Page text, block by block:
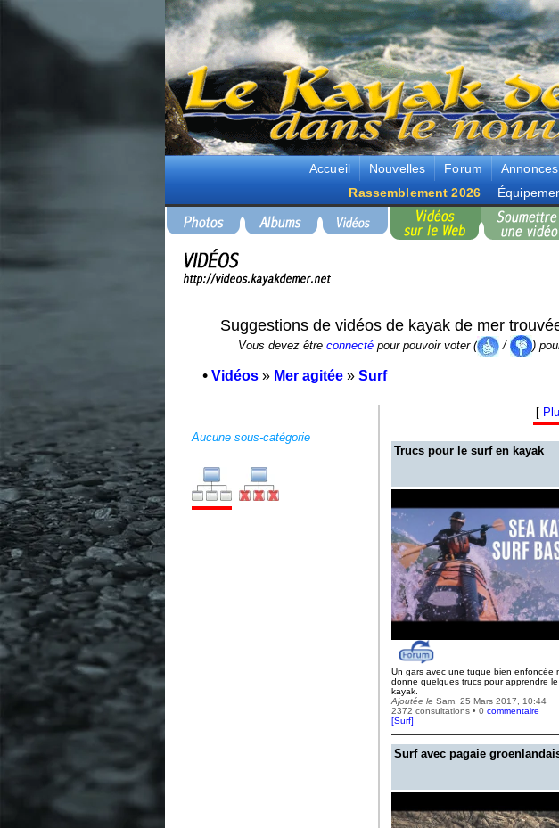
Accueil Nouvelles Forum Annonces
Rassemblement 2026
Suggestions de vidéos de kayak de mer
Vous devez être connecté pour pouvoir voter ( / )
• Vidéos » Mer agitée » Surf
Aucune sous-catégorie
[
Trucs pour le surf en kayak
Un gars avec une tuque bien enfoncée
donne quelques trucs pour apprendre
kayak.
Ajoutée le Sam. 25 Mars 2017, 10:44
2372 consultations • 0 commentaire
[Surf]
Surf avec pagaie